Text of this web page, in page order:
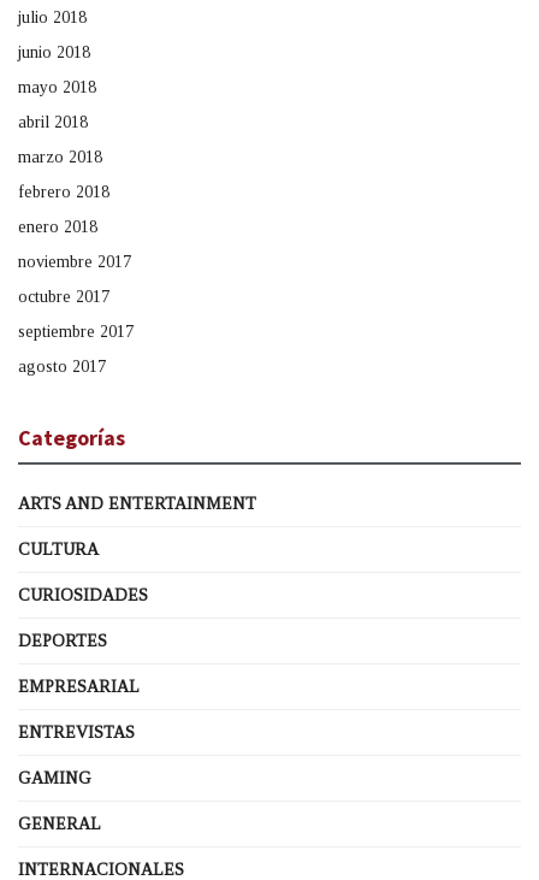
julio 2018
junio 2018
mayo 2018
abril 2018
marzo 2018
febrero 2018
enero 2018
noviembre 2017
octubre 2017
septiembre 2017
agosto 2017
Categorías
ARTS AND ENTERTAINMENT
CULTURA
CURIOSIDADES
DEPORTES
EMPRESARIAL
ENTREVISTAS
GAMING
GENERAL
INTERNACIONALES